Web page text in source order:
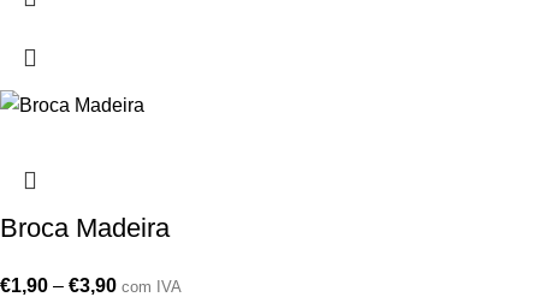
Broca Madeira
€1,90 – €3,90 com IVA